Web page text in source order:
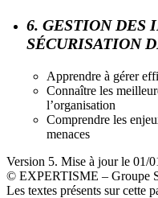
6. GESTION DES
SÉCURISATION
Apprendre à gérer
Connaître les
l’organisation
Comprendre les
menaces
Version 5. Mise à jour le 01/
© EXPERTISME – Groupe
Les textes présents sur cette